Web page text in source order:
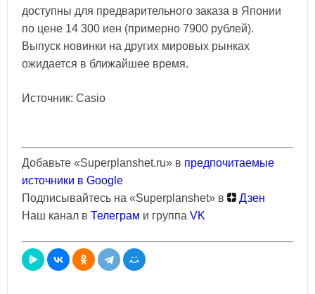
доступны для предварительного заказа в Японии
по цене 14 300 иен (примерно 7900 рублей).
Выпуск новинки на других мировых рынках
ожидается в ближайшее время.
Источник: Casio
Добавьте «Superplanshet.ru» в предпочитаемые
источники в Google
Подписывайтесь на «Superplanshet» в
Дзен
Наш канал в Телеграм и группа VK